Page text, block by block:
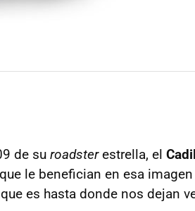
de su roadsterestrella, el
le benefician en esa
es hasta donde nos dejan